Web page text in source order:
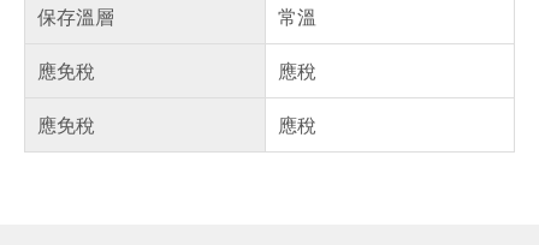
保存溫層
常溫
應免稅
應稅
應免稅
應稅